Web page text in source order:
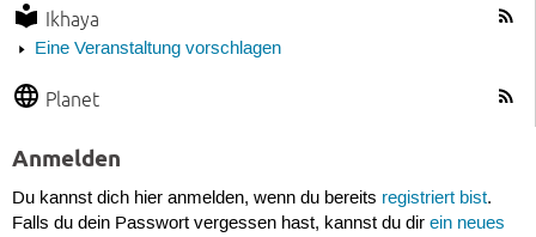
Ikhaya
Eine Veranstaltung vorschlagen
Planet
Anmelden
Du kannst dich hier anmelden, wenn du bereits registriert bist.
Falls du dein Passwort vergessen hast, kannst du dir ein neues